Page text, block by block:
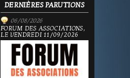
DERNIÈRES PARUTIONS
06/08/2026
FORUM DES ASSOCIATIONS,
LE VENDREDI 11/09/2026